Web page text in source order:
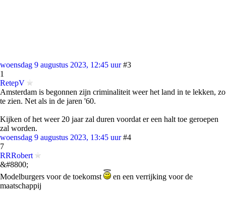
woensdag 9 augustus 2023, 12:45 uur #3
1
RetepV
Amsterdam is begonnen zijn criminaliteit weer het land in te lekken, zo
te zien. Net als in de jaren '60.
Kijken of het weer 20 jaar zal duren voordat er een halt toe geroepen
zal worden.
woensdag 9 augustus 2023, 13:45 uur #4
7
RRRobert
&#8800;
Modelburgers voor de toekomst
en een verrijking voor de
maatschappij